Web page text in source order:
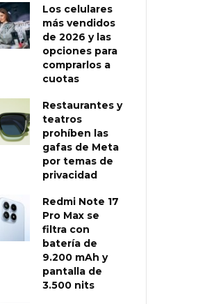
Los celulares
más vendidos
de 2026 y las
opciones para
comprarlos a
cuotas
Restaurantes y
teatros
prohíben las
gafas de Meta
por temas de
privacidad
Redmi Note 17
Pro Max se
filtra con
batería de
9.200 mAh y
pantalla de
3.500 nits